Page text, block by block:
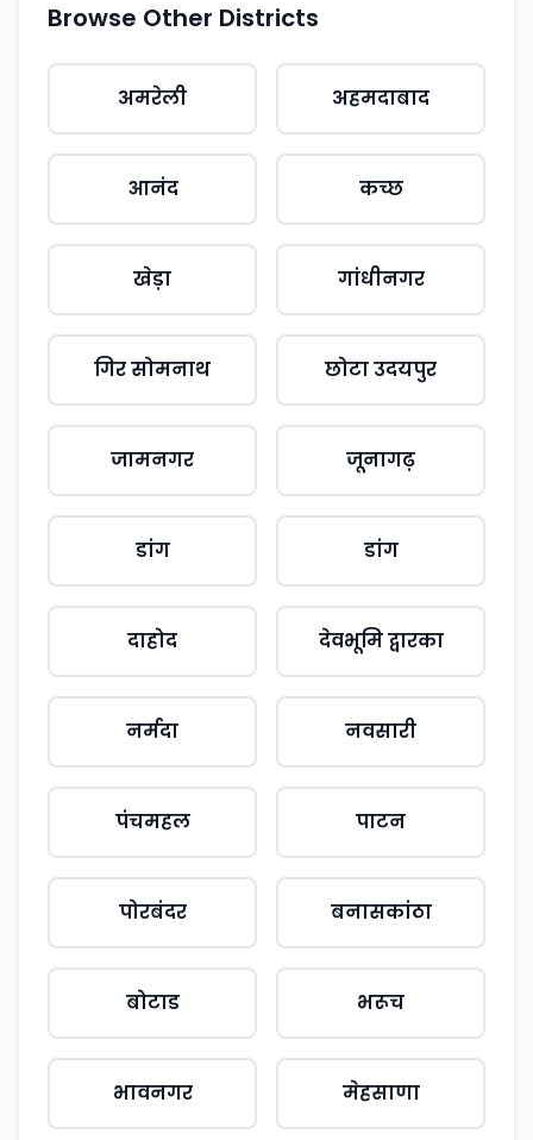
Browse Other Districts
अमरेली अहमदाबाद
आनंद कच्छ
खेड़ा गांधीनगर
गिर सोमनाथ छोटा उदयपुर
जामनगर जूनागढ़
डांग डांग
दाहोद देवभूमि द्वारका
नर्मदा नवसारी
पंचमहल पाटन
पोरबंदर बनासकांठा
बोटाड भरूच
भावनगर मेहसाणा